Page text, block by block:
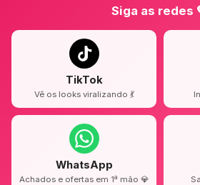
Siga as redes
TikTok
Vê os looks viralizando 💃
WhatsApp
Achados e ofertas em 1ª mão 💎